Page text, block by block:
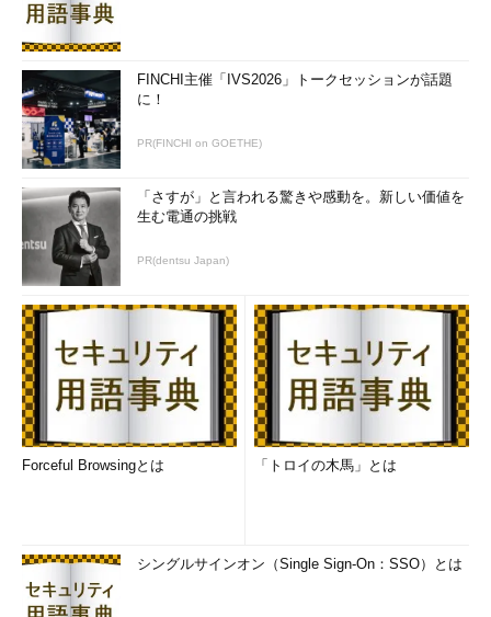
FINCHI主催「IVS2026」トークセッションが話題
に！
PR(FINCHI on GOETHE)
「さすが」と言われる驚きや感動を。新しい価値を
生む電通の挑戦
PR(dentsu Japan)
Forceful Browsingとは 「トロイの木馬」とは
シングルサインオン（Single Sign-On：SSO）とは